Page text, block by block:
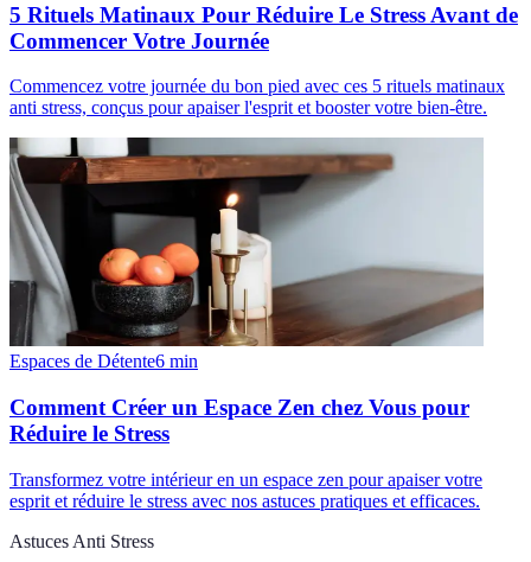
5 Rituels Matinaux Pour Réduire Le Stress Avant de
Commencer Votre Journée
Commencez votre journée du bon pied avec ces 5 rituels matinaux
anti stress, conçus pour apaiser l'esprit et booster votre bien-être.
Espaces de Détente6 min
Comment Créer un Espace Zen chez Vous pour
Réduire le Stress
Transformez votre intérieur en un espace zen pour apaiser votre
esprit et réduire le stress avec nos astuces pratiques et efficaces.
Astuces Anti Stress